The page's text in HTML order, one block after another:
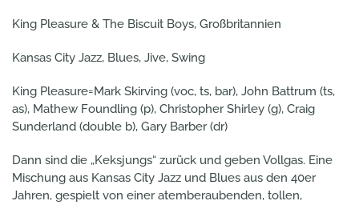
King Pleasure & The Biscuit Boys, Großbritannien
Kansas City Jazz, Blues, Jive, Swing
King Pleasure=Mark Skirving (voc, ts, bar), John Battrum (ts,
as), Mathew Foundling (p), Christopher Shirley (g), Craig
Sunderland (double b), Gary Barber (dr)
Dann sind die „Keksjungs“ zurück und geben Vollgas. Eine
Mischung aus Kansas City Jazz und Blues aus den 40er
Jahren, gespielt von einer atemberaubenden, tollen,